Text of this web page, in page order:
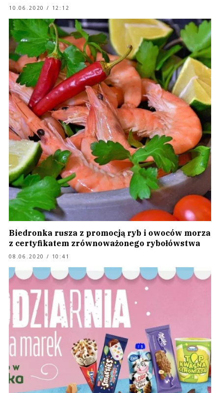
10.06.2020 / 12:12
Biedronka rusza z promocją ryb i owoców morza
z certyfikatem zrównoważonego rybołówstwa
08.06.2020 / 10:41